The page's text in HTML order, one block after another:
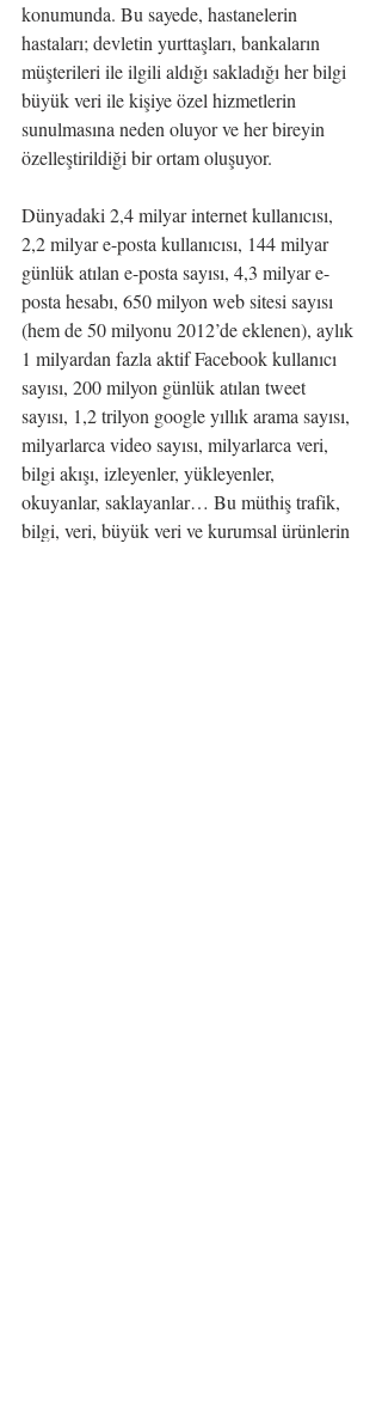
konumunda. Bu sayede, hastanelerin
hastaları; devletin yurttaşları, bankaların
müşterileri ile ilgili aldığı sakladığı her bilgi
büyük veri ile kişiye özel hizmetlerin
sunulmasına neden oluyor ve her bireyin
özelleştirildiği bir ortam oluşuyor.
Dünyadaki 2,4 milyar internet kullanıcısı,
2,2 milyar e-posta kullanıcısı, 144 milyar
günlük atılan e-posta sayısı, 4,3 milyar e-
posta hesabı, 650 milyon web sitesi sayısı
(hem de 50 milyonu 2012’de eklenen), aylık
1 milyardan fazla aktif Facebook kullanıcı
sayısı, 200 milyon günlük atılan tweet
sayısı, 1,2 trilyon google yıllık arama sayısı,
milyarlarca video sayısı, milyarlarca veri,
bilgi akışı, izleyenler, yükleyenler,
okuyanlar, saklayanlar… Bu müthiş trafik,
bilgi, veri, büyük veri ve kurumsal ürünlerin